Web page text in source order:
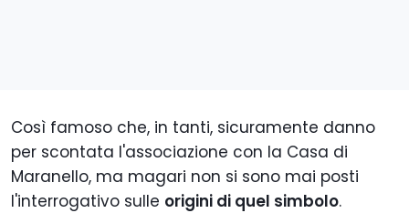
Così famoso che, in tanti, sicuramente danno
per scontata l'associazione con la Casa di
Maranello, ma magari non si sono mai posti
l'interrogativo sulle origini di quel simbolo.